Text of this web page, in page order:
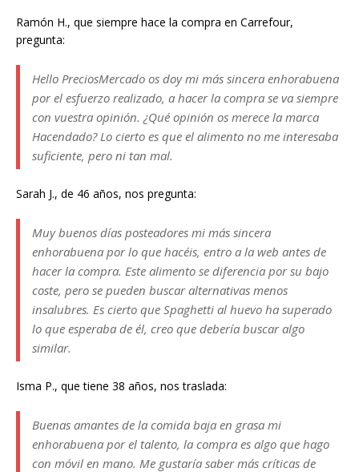
Ramón H., que siempre hace la compra en Carrefour,
pregunta:
Hello PreciosMercado os doy mi más sincera enhorabuena
por el esfuerzo realizado, a hacer la compra se va siempre
con vuestra opinión. ¿Qué opinión os merece la marca
Hacendado? Lo cierto es que el alimento no me interesaba
suficiente, pero ni tan mal.
Sarah J., de 46 años, nos pregunta:
Muy buenos días posteadores mi más sincera
enhorabuena por lo que hacéis, entro a la web antes de
hacer la compra. Este alimento se diferencia por su bajo
coste, pero se pueden buscar alternativas menos
insalubres. Es cierto que Spaghetti al huevo ha superado
lo que esperaba de él, creo que debería buscar algo
similar.
Isma P., que tiene 38 años, nos traslada:
Buenas amantes de la comida baja en grasa mi
enhorabuena por el talento, la compra es algo que hago
con móvil en mano. Me gustaría saber más críticas de